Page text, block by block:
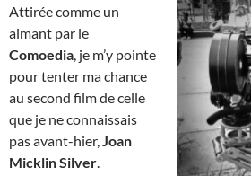
Attirée comme un
aimant par le
Comoedia, je m’y pointe
pour tenter ma chance
au second film de celle
que je ne connaissais
pas avant-hier,Joan
Micklin Silver.